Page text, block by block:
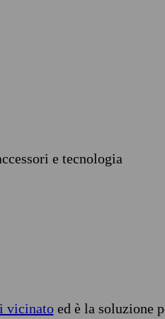
e tecnologia
vicinatoed è la soluzione